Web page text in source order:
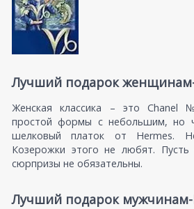
Лучший подарок
Женская классика – это Chanel
простой формы с небольшим, но
шелковый платок от Hermes. Не
Козерожки этого не любят. Пусть
сюрпризы не обязательны.
Лучший подарок